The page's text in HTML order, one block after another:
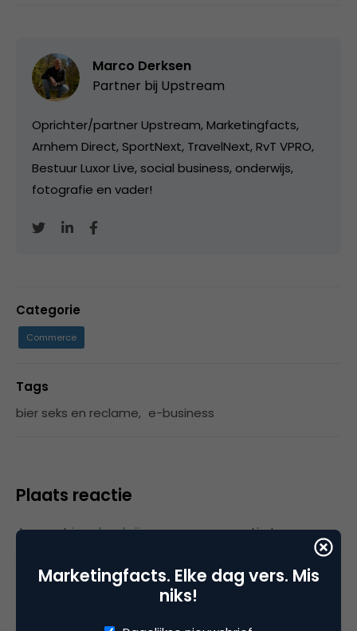
Marco Derksen
Partner bij Upstream
Oprichter/partner Upstream, Marketingfacts,
Arnhem Direct, SportNext, TravelNext, RvT VPRO,
Bestuur Luxor Live, social business, onderwijs,
fotografie en vader!
Categorie
Commerce
Tags
bier seks en reclame, e-business
Plaats reactie
Je moetingelogd zijn opom een reactie te
Marketingfacts. Elke dag vers. Mis
niks!